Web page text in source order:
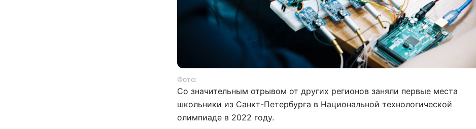
Фото:
Со значительным отрывом от других регионов заняли первые места
школьники из Санкт-Петербурга в Национальной технологической
олимпиаде в 2022 году.